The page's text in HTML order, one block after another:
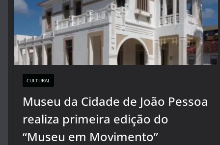
CULTURAL
Museu da Cidade de João Pessoa
realiza primeira edição do
“Museu em Movimento”